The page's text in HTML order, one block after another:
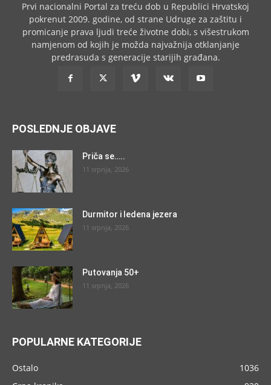
Prvi nacionalni Portal za treću dob u Republici Hrvatskoj
pokrenut 2009. godine, od strane Udruge za zaštitu i
promicanje prava ljudi treće životne dobi, s višestrukom
namjenom od kojih je možda najvažnija otklanjanje
predrasuda s generacije starijih građana.
POSLEDNJE OBJAVE
Priča se…..
11 srpnja, 2026
Durmitor i ledena jezera
11 srpnja, 2026
Putovanja 50+
11 srpnja, 2026
POPULARNE KATEGORIJE
Ostalo
1036